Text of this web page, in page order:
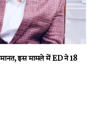
इस मामले में ED ने 18